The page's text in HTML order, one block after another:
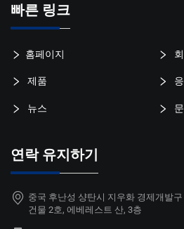
빠른 링크
홈페이지
제품
뉴스
연락 유지하기
중국 후난성 샹탄시 지우화 경제개발
건물 2호, 에베레스트 산, 3층